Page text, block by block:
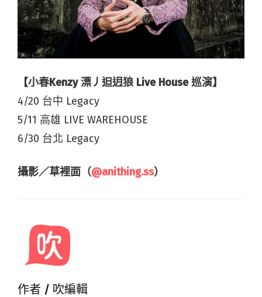
【小春Kenzy 漂丿𨑨迌狼 Live House 巡演】
4/20 台中 Legacy
5/11 高雄 LIVE WAREHOUSE
6/30 台北 Legacy
攝影／草裡面（@anithing.ss）
作者 / 吹編輯